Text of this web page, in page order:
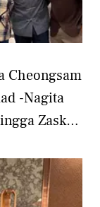
Cheongsam
-Nagita
Zaskia